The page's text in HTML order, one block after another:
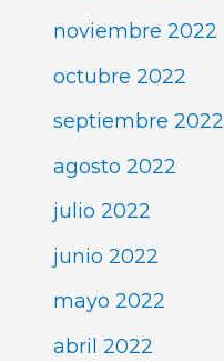
noviembre 2022
octubre 2022
septiembre 2022
agosto 2022
julio 2022
junio 2022
mayo 2022
abril 2022